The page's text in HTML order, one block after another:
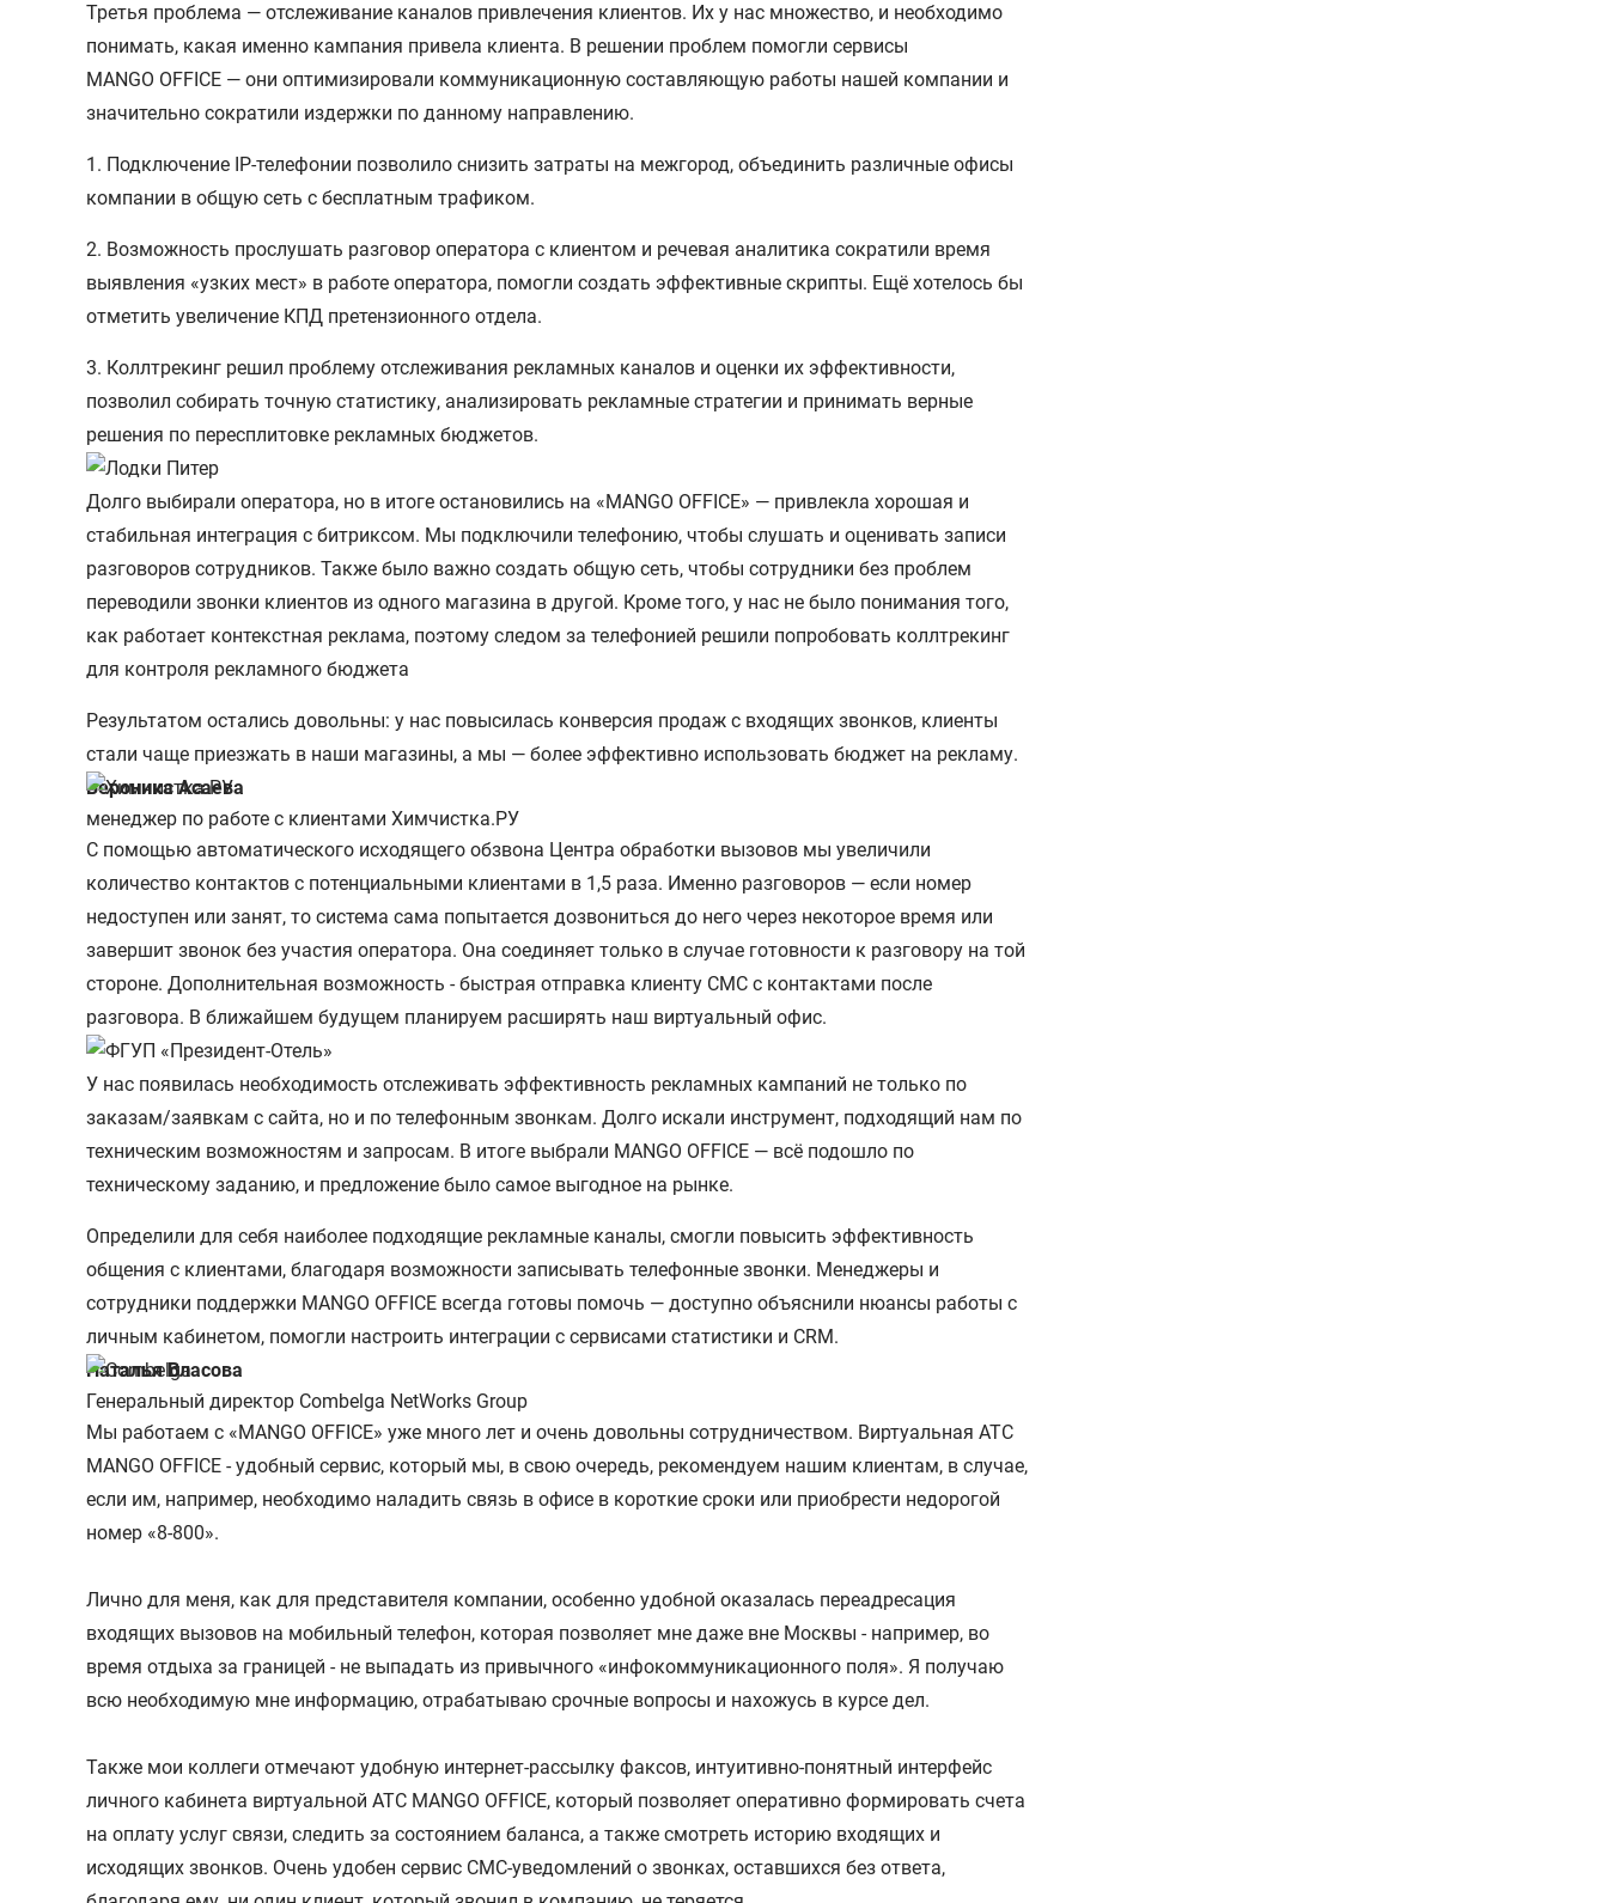
Третья проблема — отслеживание каналов привлечения клиентов. Их у нас множество, и необходимо
понимать, какая именно кампания привела клиента. В решении проблем помогли сервисы
MANGO OFFICE — они оптимизировали коммуникационную составляющую работы нашей компании и
значительно сократили издержки по данному направлению.
1. Подключение IP-телефонии позволило снизить затраты на межгород, объединить различные офисы
компании в общую сеть с бесплатным трафиком.
2. Возможность прослушать разговор оператора с клиентом и речевая аналитика сократили время
выявления «узких мест» в работе оператора, помогли создать эффективные скрипты. Ещё хотелось бы
отметить увеличение КПД претензионного отдела.
3. Коллтрекинг решил проблему отслеживания рекламных каналов и оценки их эффективности,
позволил собирать точную статистику, анализировать рекламные стратегии и принимать верные
решения по пересплитовке рекламных бюджетов.
Долго выбирали оператора, но в итоге остановились на «MANGO OFFICE» — привлекла хорошая и
стабильная интеграция с битриксом. Мы подключили телефонию, чтобы слушать и оценивать записи
разговоров сотрудников. Также было важно создать общую сеть, чтобы сотрудники без проблем
переводили звонки клиентов из одного магазина в другой. Кроме того, у нас не было понимания того,
как работает контекстная реклама, поэтому следом за телефонией решили попробовать коллтрекинг
для контроля рекламного бюджета
Результатом остались довольны: у нас повысилась конверсия продаж с входящих звонков, клиенты
стали чаще приезжать в наши магазины, а мы — более эффективно использовать бюджет на рекламу.
Вероника Асаева
менеджер по работе с клиентами Химчистка.РУ
С помощью автоматического исходящего обзвона Центра обработки вызовов мы увеличили
количество контактов с потенциальными клиентами в 1,5 раза. Именно разговоров — если номер
недоступен или занят, то система сама попытается дозвониться до него через некоторое время или
завершит звонок без участия оператора. Она соединяет только в случае готовности к разговору на той
стороне. Дополнительная возможность - быстрая отправка клиенту СМС с контактами после
разговора. В ближайшем будущем планируем расширять наш виртуальный офис.
У нас появилась необходимость отслеживать эффективность рекламных кампаний не только по
заказам/заявкам с сайта, но и по телефонным звонкам. Долго искали инструмент, подходящий нам по
техническим возможностям и запросам. В итоге выбрали MANGO OFFICE — всё подошло по
техническому заданию, и предложение было самое выгодное на рынке.
Определили для себя наиболее подходящие рекламные каналы, смогли повысить эффективность
общения с клиентами, благодаря возможности записывать телефонные звонки. Менеджеры и
сотрудники поддержки MANGO OFFICE всегда готовы помочь — доступно объяснили нюансы работы с
личным кабинетом, помогли настроить интеграции с сервисами статистики и CRM.
Наталья Власова
Генеральный директор Combelga NetWorks Group
Мы работаем с «MANGO OFFICE» уже много лет и очень довольны сотрудничеством. Виртуальная АТС
MANGO OFFICE - удобный сервис, который мы, в свою очередь, рекомендуем нашим клиентам, в случае,
если им, например, необходимо наладить связь в офисе в короткие сроки или приобрести недорогой
номер «8-800».
Лично для меня, как для представителя компании, особенно удобной оказалась переадресация
входящих вызовов на мобильный телефон, которая позволяет мне даже вне Москвы - например, во
время отдыха за границей - не выпадать из привычного «инфокоммуникационного поля». Я получаю
всю необходимую мне информацию, отрабатываю срочные вопросы и нахожусь в курсе дел.
Также мои коллеги отмечают удобную интернет-рассылку факсов, интуитивно-понятный интерфейс
личного кабинета виртуальной АТС MANGO OFFICE, который позволяет оперативно формировать счета
на оплату услуг связи, следить за состоянием баланса, а также смотреть историю входящих и
исходящих звонков. Очень удобен сервис СМС-уведомлений о звонках, оставшихся без ответа,